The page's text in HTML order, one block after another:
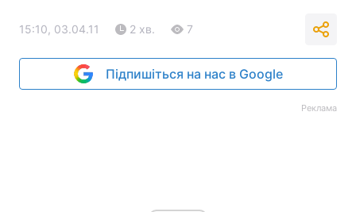
15:10, 03.04.11 2 хв. 7
Підпишіться на нас в Google
Реклама